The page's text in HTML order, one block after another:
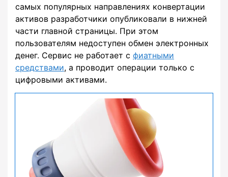
самых популярных направлениях конвертации
активов разработчики опубликовали в нижней
части главной страницы. При этом
пользователям недоступен обмен электронных
денег. Сервис не работает с фиатными
средствами, а проводит операции только с
цифровыми активами.